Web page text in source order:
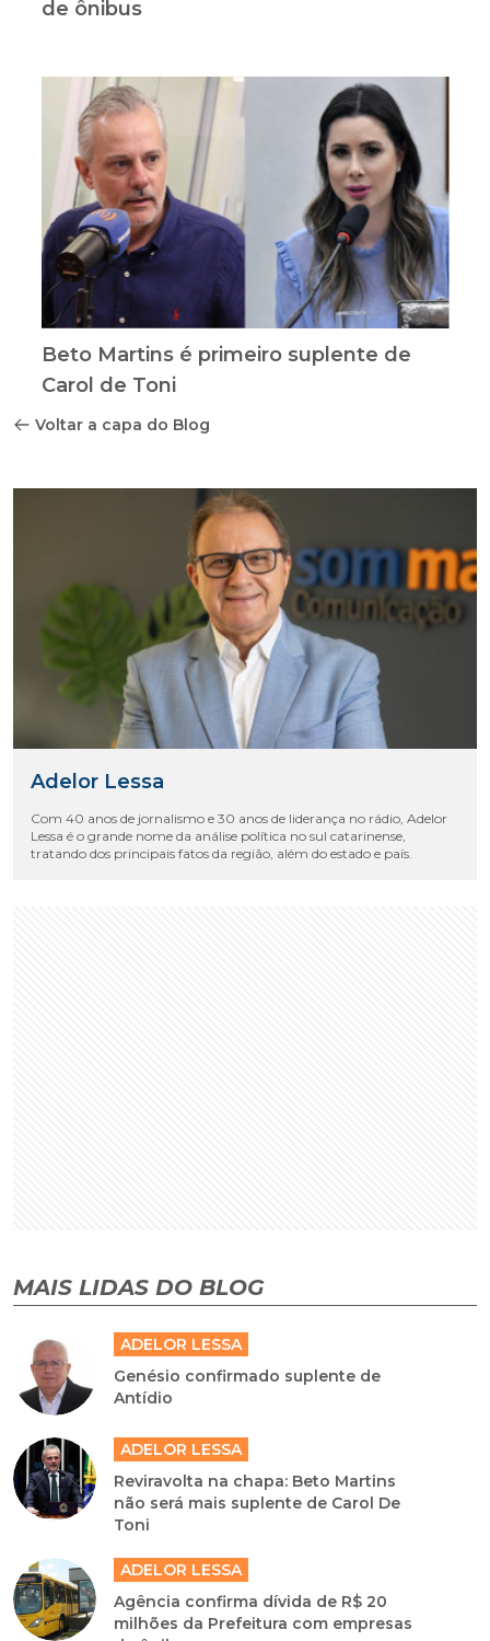
de ônibus
Beto Martins é primeiro suplente de
Carol de Toni
Voltar a capa do Blog
Adelor Lessa
Com 40 anos de jornalismo e 30 anos de liderança no rádio, Adelor
Lessa é o grande nome da análise política no sul catarinense,
tratando dos principais fatos da região, além do estado e país.
MAIS LIDAS DO BLOG
ADELOR LESSA
Genésio confirmado suplente de
Antídio
ADELOR LESSA
Reviravolta na chapa: Beto Martins
não será mais suplente de Carol De
Toni
ADELOR LESSA
Agência confirma dívida de R$ 20
milhões da Prefeitura com empresas